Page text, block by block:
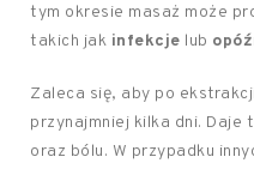
tym okresie masaż może
takich jak infekcje lub
Zaleca się, aby po
przynajmniej kilka dni. Daje
oraz bólu. W przypadku